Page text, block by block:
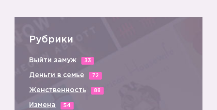
Рубрики
Выйти замуж 33
Деньги в семье 72
Женственность 88
Измена 54